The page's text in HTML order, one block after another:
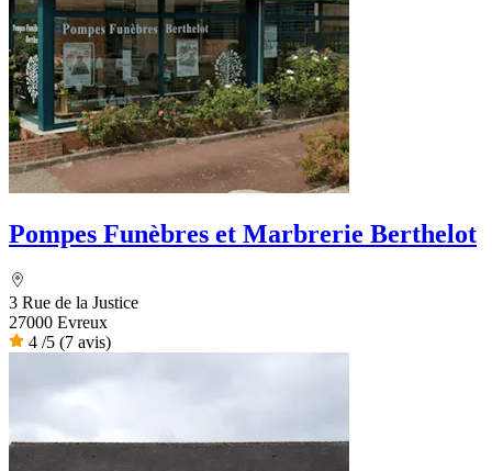
Pompes Funèbres et Marbrerie Berthelot
3 Rue de la Justice
27000 Evreux
4 /5 (7 avis)